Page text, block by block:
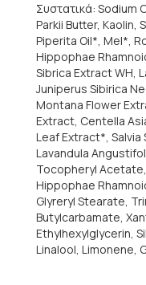
Συστατικά: Sodium
Parkii Butter, Kaolin,
Piperita Oil*, Mel*,
Hippophae
Sibrica Extract WH,
Juniperus Sibirica
Montana Flower
Extract, Centella
Leaf Extract*, Salvia
Lavandula
Tocopheryl
Hippophae
Glyreryl Stearate,
Butylcarbamate,
Ethylhexylglycerin,
Linalool, Limonene,